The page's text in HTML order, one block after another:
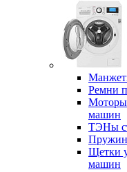
Ремни
Моторы
машин
ТЭНы
Щетки
машин